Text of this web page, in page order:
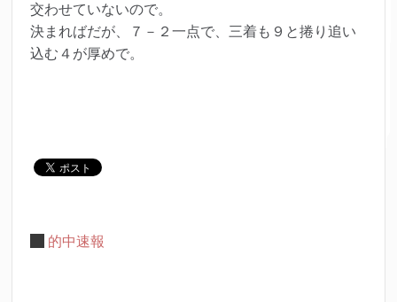
交わせていないので。
決まればだが、７－２一点で、三着も９と捲り追い
込む４が厚めで。
的中速報